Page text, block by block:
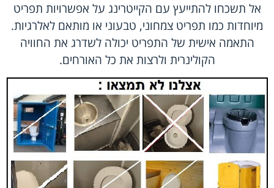
אל תשכחו להתייעץ עם הקייטרינג על אפשרויות תפריט
מיוחדות כמו תפריט צמחוני, טבעוני או מותאם לאלרגיות.
התאמה אישית של התפריט יכולה לשדרג את החוויה
הקולינרית ולרצות את כל האורחים.